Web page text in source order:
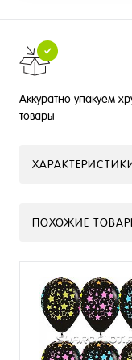
Аккуратно упакуем
товары
ПОХОЖИЕ